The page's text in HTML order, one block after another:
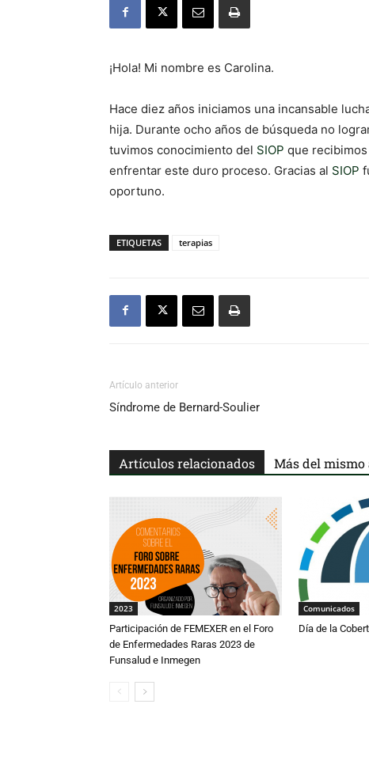
¡Hola! Mi nombre es Carolina.
Hace diez años iniciamos una incansable
hija. Durante ocho años de búsqueda no
tuvimos conocimiento del SIOP que
enfrentar este duro proceso. Gracias al SIOP
oportuno.
ETIQUETAS terapias
Artículo anterior
Síndrome de Bernard-Soulier
Artículos relacionados Más del
2023
Participación de FEMEXER en el Foro
de Enfermedades Raras 2023 de
Funsalud e Inmegen
Comunicados
Día de la